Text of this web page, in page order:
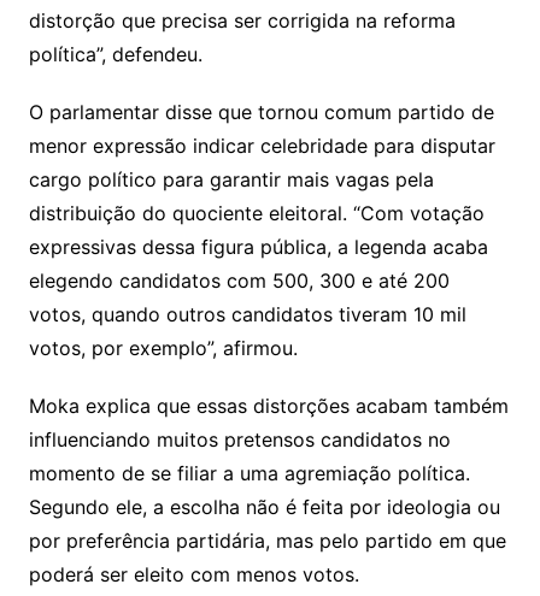
distorção que precisa ser corrigida na reforma
política”, defendeu.
O parlamentar disse que tornou comum partido de
menor expressão indicar celebridade para disputar
cargo político para garantir mais vagas pela
distribuição do quociente eleitoral. “Com votação
expressivas dessa figura pública, a legenda acaba
elegendo candidatos com 500, 300 e até 200
votos, quando outros candidatos tiveram 10 mil
votos, por exemplo”, afirmou.
Moka explica que essas distorções acabam também
influenciando muitos pretensos candidatos no
momento de se filiar a uma agremiação política.
Segundo ele, a escolha não é feita por ideologia ou
por preferência partidária, mas pelo partido em que
poderá ser eleito com menos votos.